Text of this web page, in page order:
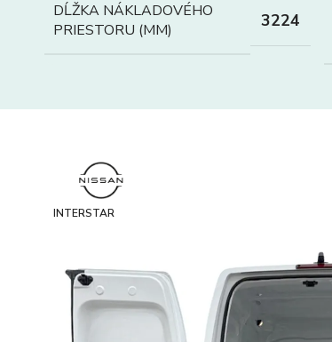
DĹŽKA NÁKLADOVÉHO
PRIESTORU (MM)
3224
INTERSTAR